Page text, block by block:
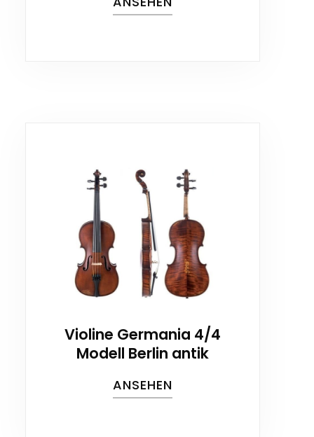
Violine Germania 4/4
Modell Berlin antik
ANSEHEN